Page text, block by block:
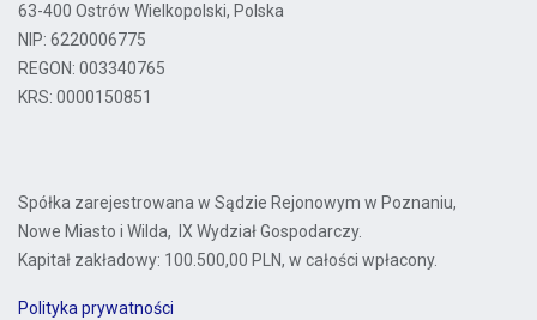
63-400 Ostrów Wielkopolski, Polska
NIP: 6220006775
REGON: 003340765
KRS: 0000150851
Spółka zarejestrowana w Sądzie Rejonowym w Poznaniu,
Nowe Miasto i Wilda, IX Wydział Gospodarczy.
Kapitał zakładowy: 100.500,00 PLN, w całości wpłacony.
Polityka prywatności